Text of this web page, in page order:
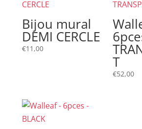
Bijou mural
DEMI CERCLE
€11,00
T
€52,00